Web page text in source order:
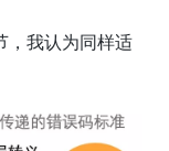
，我认为同样适